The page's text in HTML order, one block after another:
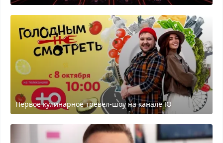
Первое кулинарное тревел-шоу на канале Ю